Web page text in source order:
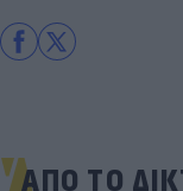
ΑΠΟ ΤΟ